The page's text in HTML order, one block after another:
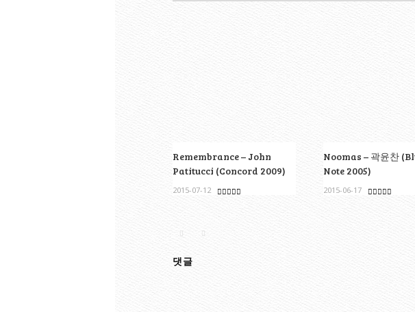
Remembrance – John
Patitucci (Concord 2009)
2015-07-12
Noomas – 곽윤찬
Note 2005)
2015-06-17
댓글